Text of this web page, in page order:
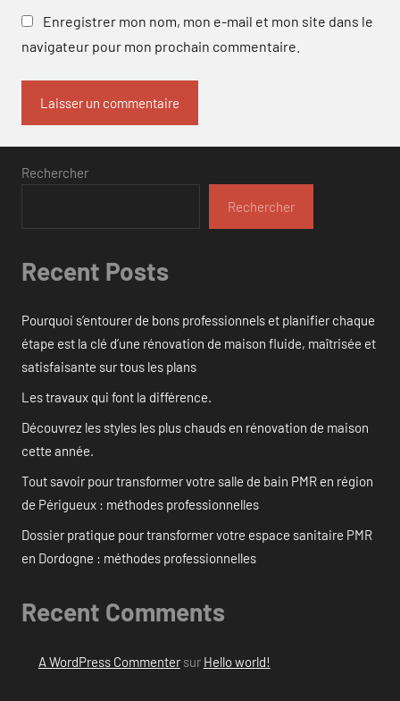
Enregistrer mon nom, mon e-mail et mon site dans le
navigateur pour mon prochain commentaire.
Rechercher
Rechercher
Recent Posts
Pourquoi s’entourer de bons professionnels et planifier chaque
étape est la clé d’une rénovation de maison fluide, maîtrisée et
satisfaisante sur tous les plans
Les travaux qui font la différence.
Découvrez les styles les plus chauds en rénovation de maison
cette année.
Tout savoir pour transformer votre salle de bain PMR en région
de Périgueux : méthodes professionnelles
Dossier pratique pour transformer votre espace sanitaire PMR
en Dordogne : méthodes professionnelles
Recent Comments
A WordPress Commentersur Hello world!